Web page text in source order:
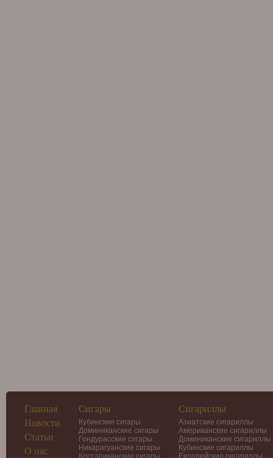
Главная
Новости
Статьи
О нас
Сигары
Кубинские сигары
Доминиканские сигары
Гондурасские сигары
Никарагуанские сигары
Костариканские сигары
Сигариллы
Азиатские сигариллы
Американские сигариллы
Доминиканские сигариллы
Кубинские сигариллы
Европейские сигариллы